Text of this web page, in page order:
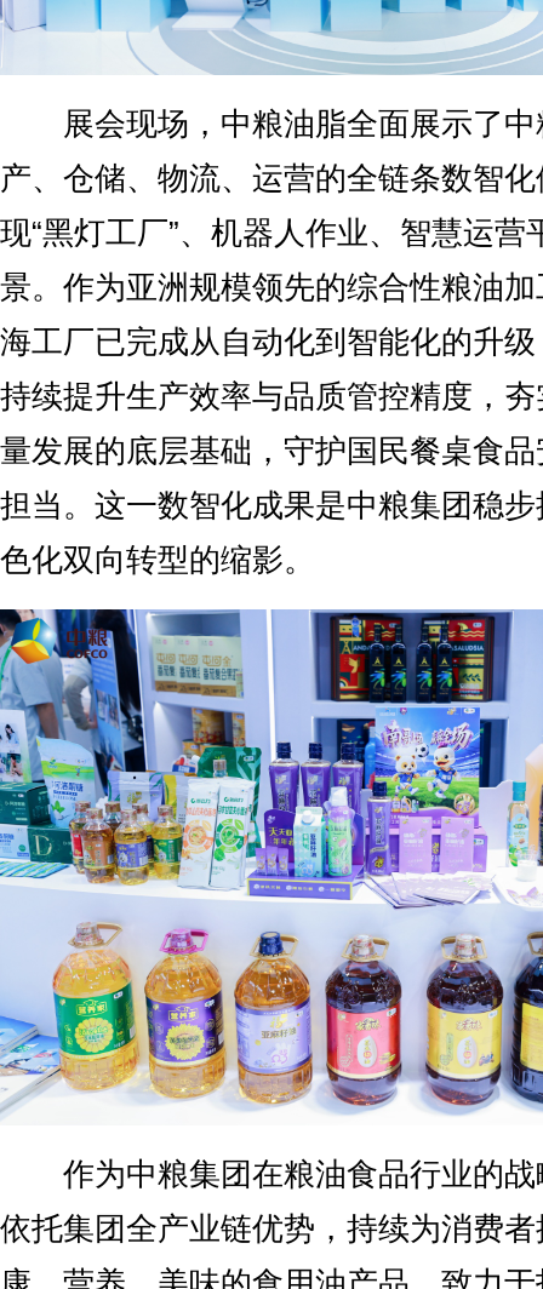
展会现场，中粮油脂全面展示了中
产、仓储、物流、运营的全链条数智
现“黑灯工厂”、机器人作业、智慧运营
景。作为亚洲规模领先的综合性粮油
海工厂已完成从自动化到智能化的升
持续提升生产效率与品质管控精度，
量发展的底层基础，守护国民餐桌食
担当。这一数智化成果是中粮集团稳
色化双向转型的缩影。
作为中粮集团在粮油食品行业的战
依托集团全产业链优势，持续为消费